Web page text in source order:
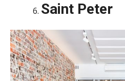
Saint Peter